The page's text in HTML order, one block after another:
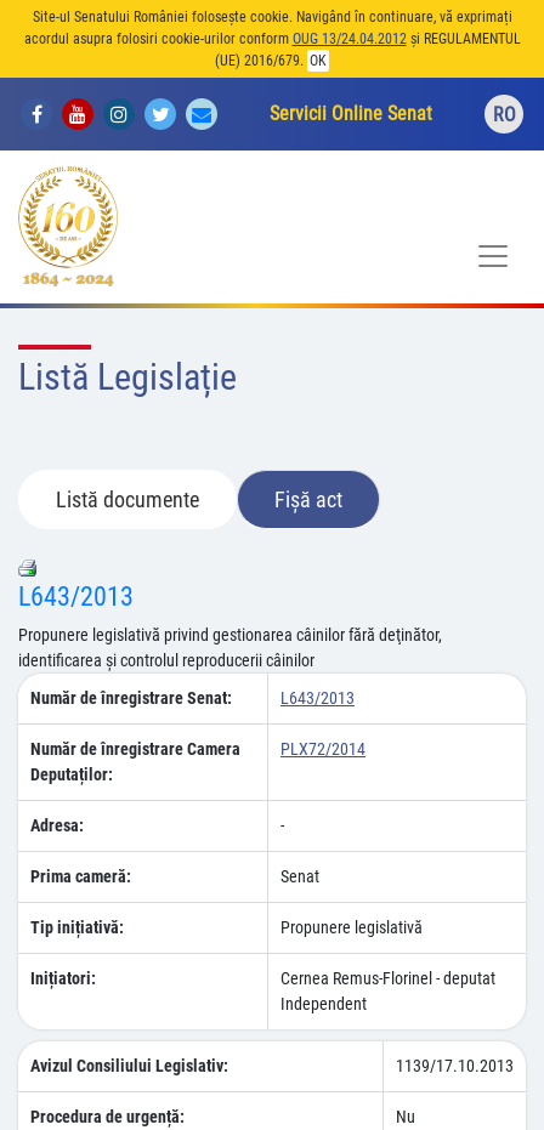
Site-ul Senatului României folosește cookie. Navigând în continuare, vă exprimați
acordul asupra folosiri cookie-urilor conform OUG 13/24.04.2012și REGULAMENTUL
(UE) 2016/679. OK
Servicii Online Senat RO
Listă Legislație
Listă documente Fișă act
L643/2013
Propunere legislativă privind gestionarea câinilor fără deţinător,
identificarea şi controlul reproducerii câinilor
Număr de înregistrare Senat:
L643/2013
Număr de înregistrare Camera
Deputaților:
PLX72/2014
Adresa: -
Prima cameră: Senat
Tip inițiativă: Propunere legislativă
Inițiatori:
Cernea Remus-Florinel - deputat
Independent
Avizul Consiliului Legislativ: 1139/17.10.2013
Procedura de urgență: Nu